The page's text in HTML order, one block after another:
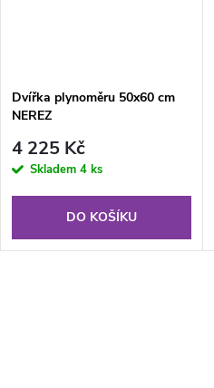
Dvířka plynoměru 50x60 cm
NEREZ
4 225 Kč
Skladem 4 ks
DO KOŠÍKU